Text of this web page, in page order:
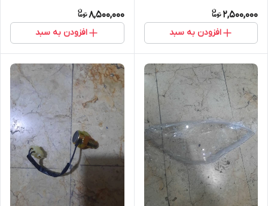
2,500,000
افزودن به سبد
8,500,000
افزودن به سبد